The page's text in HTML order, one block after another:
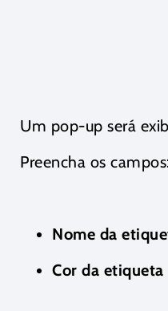
Um pop-up será
Preencha os
Nome da
Cor da etiqueta